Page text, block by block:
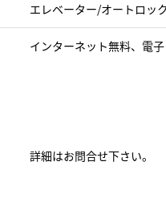
エレベーター/オートロッ
インターネット無料、電
詳細はお問合せ下さい。